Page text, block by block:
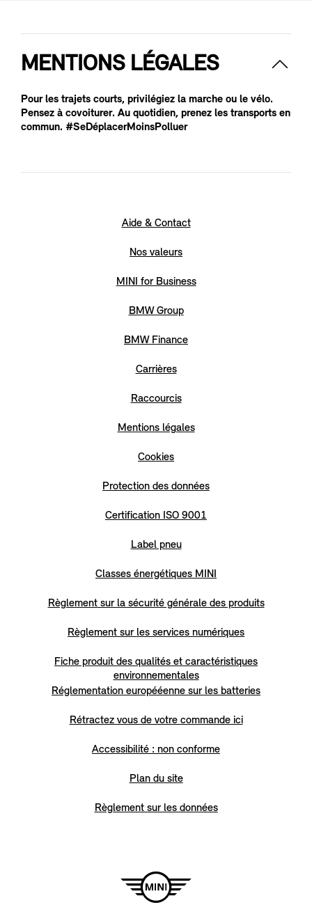
MENTIONS LÉGALES
Pour les trajets courts, privilégiez la marche ou le vélo.
Pensez à covoiturer. Au quotidien, prenez les transports en
commun. #SeDéplacerMoinsPolluer
Aide & Contact
Nos valeurs
MINI for Business
BMW Group
BMW Finance
Carrières
Raccourcis
Mentions légales
Cookies
Protection des données
Certification ISO 9001
Label pneu
Classes énergétiques MINI
Règlement sur la sécurité générale des produits
Règlement sur les services numériques
Fiche produit des qualités et caractéristiques
environnementales
Réglementation europééenne sur les batteries
Rétractez vous de votre commande ici
Accessibilité : non conforme
Plan du site
Règlement sur les données